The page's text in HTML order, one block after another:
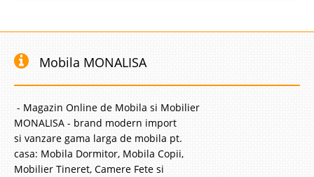
Mobila MONALISA
- Magazin Online de Mobila si Mobilier
MONALISA - brand modern import
si vanzare gama larga de mobila pt.
casa: Mobila Dormitor, Mobila Copii,
Mobilier Tineret, Camere Fete si